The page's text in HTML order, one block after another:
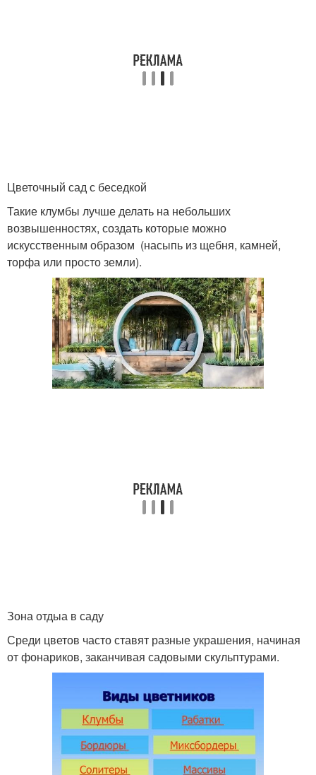
Цветочный сад с беседкой
Такие клумбы лучше делать на небольших
возвышенностях, создать которые можно
искусственным образом (насыпь из щебня, камней,
торфа или просто земли).
Зона отдыа в саду
Среди цветов часто ставят разные украшения, начиная
от фонариков, заканчивая садовыми скульптурами.